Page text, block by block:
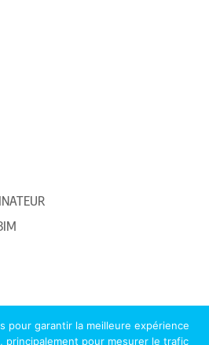
pour garantir la meilleure expérience
principalement pour mesurer le trafic